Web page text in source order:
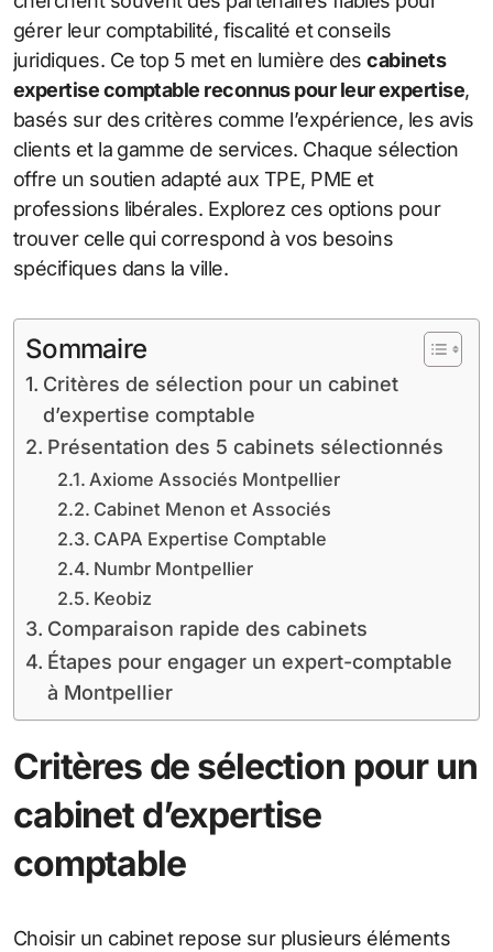
gérer leur comptabilité, fiscalité et conseils
juridiques. Ce top 5 met en lumière descabinets
expertise comptable reconnus pour leur expertise,
basés sur des critères comme l’expérience, les avis
clients et la gamme de services. Chaque sélection
offre un soutien adapté aux TPE, PME et
professions libérales. Explorez ces options pour
trouver celle qui correspond à vos besoins
spécifiques dans la ville.
Sommaire
Critères de sélection pour un cabinet
d’expertise comptable
Présentation des 5 cabinets sélectionnés
Axiome Associés Montpellier
Cabinet Menon et Associés
CAPA Expertise Comptable
Numbr Montpellier
Keobiz
Comparaison rapide des cabinets
Étapes pour engager un expert-comptable
à Montpellier
Critères de sélection pour un
cabinet d’expertise
comptable
Choisir un cabinet repose sur plusieurs éléments